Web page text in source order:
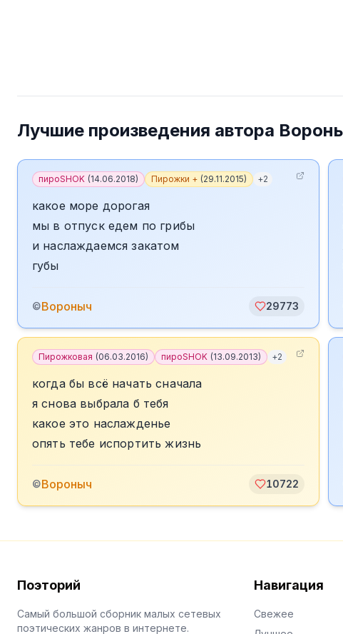
Лучшие произведения автора
пироSHOK (14.06.2018) Пирожки + (29.11.2015) +2
какое море дорогая
мы в отпуск едем по грибы
и наслаждаемся закатом
губы
©Вороныч 29773
Пирожковая (06.03.2016) пироSHOK (13.09.2013) +2
когда бы всё начать сначала
я снова выбрала б тебя
какое это наслажденье
опять тебе испортить жизнь
©Вороныч 10722
Поэторий
Самый большой сборник малых сетевых
поэтических жанров в интернете.
Навигация
Свежее